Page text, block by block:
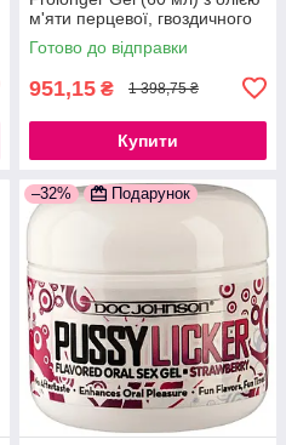
м'яти перцевої, гвоздичного
перцю і пачулі
777Store.com.ua
Готово до відправки
951,15 ₴ 1 398,75 ₴
Купити
–32% Подарунок